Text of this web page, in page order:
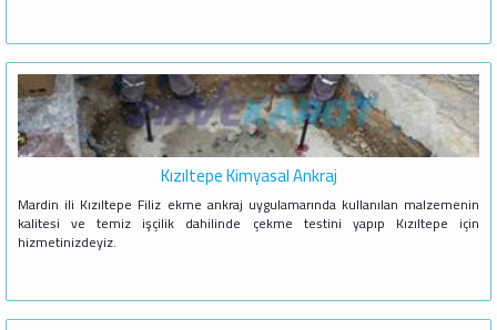
Kızıltepe Kimyasal Ankraj
Mardin ili Kızıltepe Filiz ekme ankraj uygulamarında kullanılan malzemenin
kalitesi ve temiz işçilik dahilinde çekme testini yapıp Kızıltepe için
hizmetinizdeyiz.